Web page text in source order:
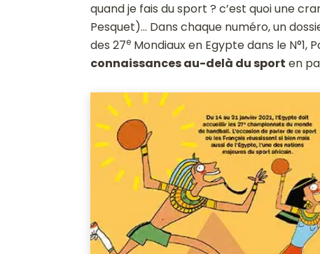
quand je fais du sport ? c’est quoi une
Pesquet)… Dans chaque numéro, un
des 27eMondiaux en Egypte dans le N°1,
connaissances au-delà du sport en